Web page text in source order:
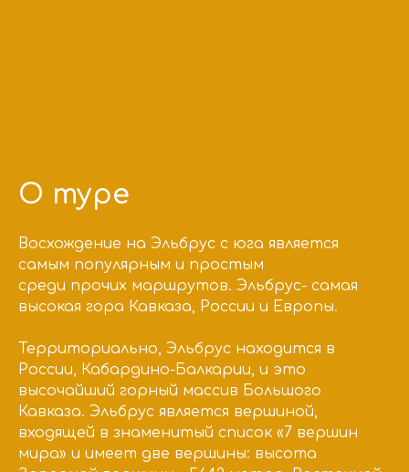
О туре
Восхождение на Эльбрус с юга является
самым популярным и простым
среди прочих маршрутов. Эльбрус- самая
высокая гора Кавказа, России и Европы.
Территориально, Эльбрус находится в
России, Кабардино-Балкарии, и это
высочайший горный массив Большого
Кавказа. Эльбрус является вершиной,
входящей в знаменитый список «7 вершин
мира» и имеет две вершины: высота